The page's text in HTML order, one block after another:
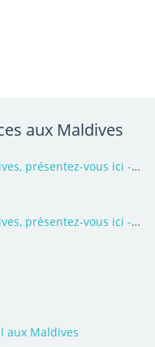
aux Maldives
Nouveaux membres du forum Maldives, présentez-vous ici - 2026
Nouveaux membres du forum Maldives, présentez-vous ici - 2025
aux Maldives